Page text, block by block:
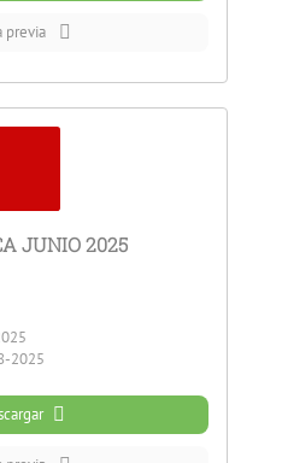
previa
JUNIO 2025
2025